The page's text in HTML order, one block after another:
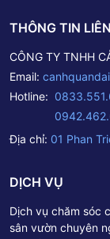
THÔNG TIN
CÔNG TY TNHH
Email:
Hotline:
Địa chỉ: 01 Phan
DỊCH VỤ
Dịch vụ chăm sóc
sân vườn chuyên